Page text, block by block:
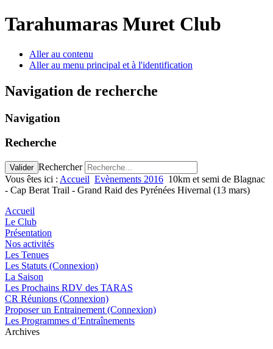
Tarahumaras Muret Club
Aller au contenu
Aller au menu principal et à l'identification
Navigation de recherche
Navigation
Recherche
Valider Rechercher
Vous êtes ici : Accueil Evènements 2016 10km et semi de Blagnac
- Cap Berat Trail - Grand Raid des Pyrénées Hivernal (13 mars)
Accueil
Le Club
Présentation
Nos activités
Les Tenues
Les Statuts (Connexion)
La Saison
Les Prochains RDV des TARAS
CR Réunions (Connexion)
Proposer un Entrainement (Connexion)
Les Programmes d’Entraînements
Archives